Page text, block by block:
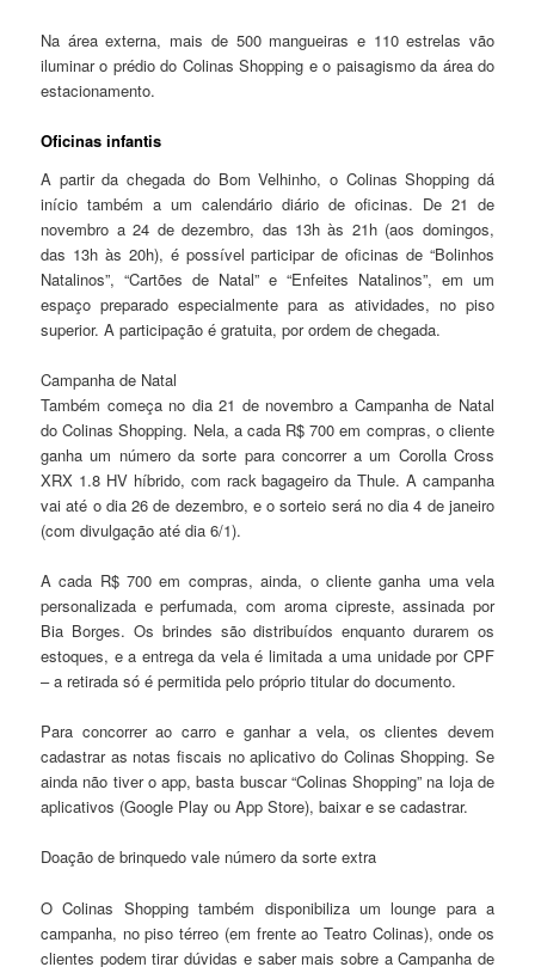
Na área externa, mais de 500 mangueiras e 110 estrelas vão
iluminar o prédio do Colinas Shopping e o paisagismo da área do
estacionamento.
Oficinas infantis
A partir da chegada do Bom Velhinho, o Colinas Shopping dá
início também a um calendário diário de oficinas. De 21 de
novembro a 24 de dezembro, das 13h às 21h (aos domingos,
das 13h às 20h), é possível participar de oficinas de “Bolinhos
Natalinos”, “Cartões de Natal” e “Enfeites Natalinos”, em um
espaço preparado especialmente para as atividades, no piso
superior. A participação é gratuita, por ordem de chegada.
Campanha de Natal
Também começa no dia 21 de novembro a Campanha de Natal
do Colinas Shopping. Nela, a cada R$ 700 em compras, o cliente
ganha um número da sorte para concorrer a um Corolla Cross
XRX 1.8 HV híbrido, com rack bagageiro da Thule. A campanha
vai até o dia 26 de dezembro, e o sorteio será no dia 4 de janeiro
(com divulgação até dia 6/1).
A cada R$ 700 em compras, ainda, o cliente ganha uma vela
personalizada e perfumada, com aroma cipreste, assinada por
Bia Borges. Os brindes são distribuídos enquanto durarem os
estoques, e a entrega da vela é limitada a uma unidade por CPF
– a retirada só é permitida pelo próprio titular do documento.
Para concorrer ao carro e ganhar a vela, os clientes devem
cadastrar as notas fiscais no aplicativo do Colinas Shopping. Se
ainda não tiver o app, basta buscar “Colinas Shopping” na loja de
aplicativos (Google Play ou App Store), baixar e se cadastrar.
Doação de brinquedo vale número da sorte extra
O Colinas Shopping também disponibiliza um lounge para a
campanha, no piso térreo (em frente ao Teatro Colinas), onde os
clientes podem tirar dúvidas e saber mais sobre a Campanha de